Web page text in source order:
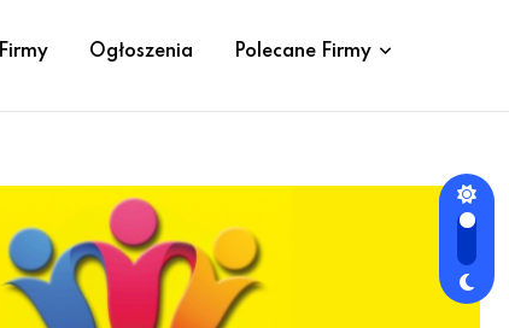
Firmy Ogłoszenia Polecane Firmy